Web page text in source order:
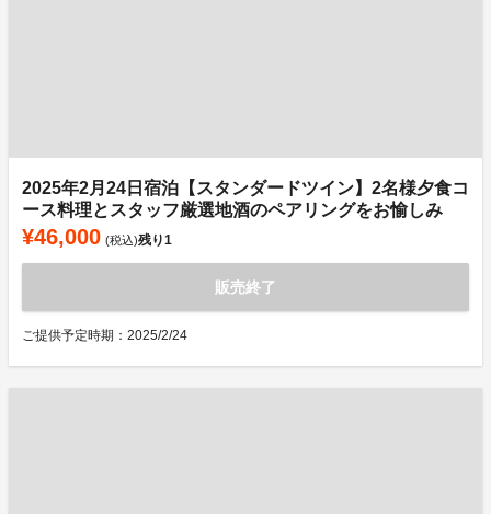
2025年2月24日宿泊【スタンダードツイン】2名様夕食コ
ース料理とスタッフ厳選地酒のペアリングをお愉しみ
¥46,000 (税込)残り1
販売終了
ご提供予定時期：2025/2/24